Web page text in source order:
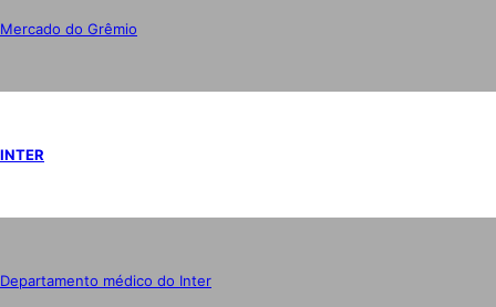
Mercado do Grêmio
INTER
Departamento médico do Inter